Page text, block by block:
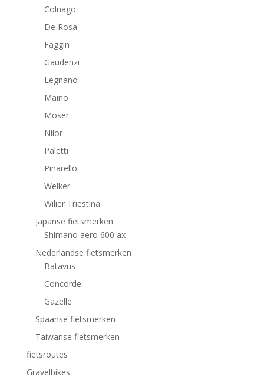
Colnago
De Rosa
Faggin
Gaudenzi
Legnano
Maino
Moser
Nilor
Paletti
Pinarello
Welker
Wilier Triestina
Japanse fietsmerken
Shimano aero 600 ax
Nederlandse fietsmerken
Batavus
Concorde
Gazelle
Spaanse fietsmerken
Taiwanse fietsmerken
fietsroutes
Gravelbikes